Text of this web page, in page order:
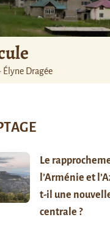
Élyne Dragée
Le
l’Arménie et
t-il une
centrale ?